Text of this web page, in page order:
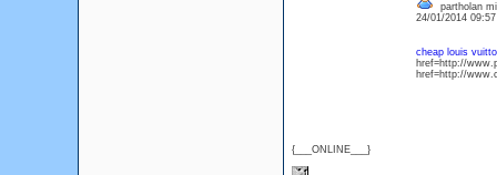
{___ONLINE___}
partholan
24/01/2014
cheap louis
href=http://
href=http://